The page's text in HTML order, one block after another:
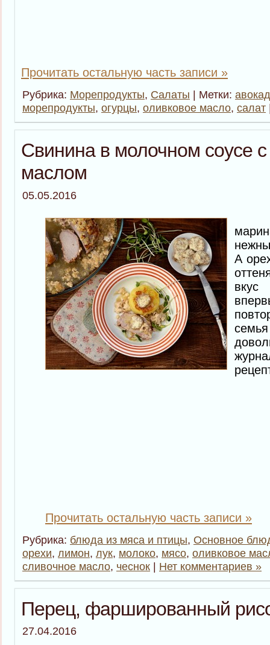
Прочитать остальную часть записи »
Рубрика: Морепродукты, Салаты | Метки:
морепродукты, огурцы, оливковое масло, салат
Свинина в молочном соусе
маслом
05.05.2016
А
вкус
Прочитать остальную часть записи »
Рубрика: блюда из мяса и птицы, Основное
орехи, лимон, лук, молоко, мясо, оливковое
сливочное масло, чеснок | Нет комментариев »
Перец, фаршированный
27.04.2016